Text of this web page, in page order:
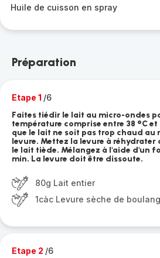
Huile de cuisson en spray
Préparation
Etape 1 /6
Faites tiédir le lait au micro-ondes
température comprise entre 38 °C
que le lait ne soit pas trop chaud au
levure. Mettez la levure à
le lait tiède. Mélangez à l'aide d'un
min. La levure doit être dissoute.
80g Lait entier
1càc Levure sèche de
Etape 2 /6